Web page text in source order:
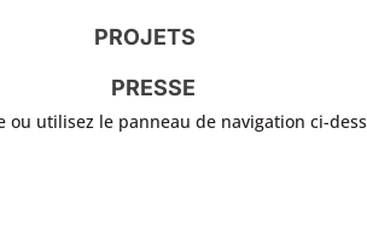
PROJETS
PRESSE
ou utilisez le panneau de navigation ci-